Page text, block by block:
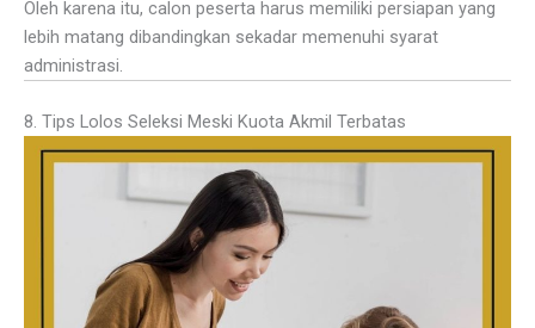
Oleh karena itu, calon peserta harus memiliki persiapan yang
lebih matang dibandingkan sekadar memenuhi syarat
administrasi.
8. Tips Lolos Seleksi Meski Kuota Akmil Terbatas